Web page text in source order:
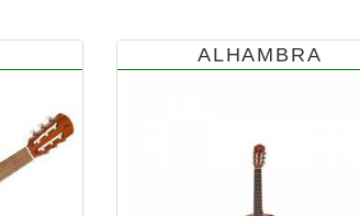
ALHAMBRA